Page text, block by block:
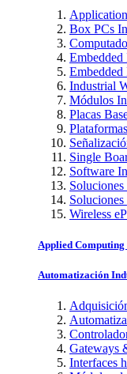
Box PCs
Embedded
Industrial
Módulos
Placas
Single
Software
Soluciones
Wireless
Applied
Automatización
Gateways
Interfaces